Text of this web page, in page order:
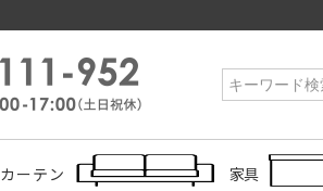
カーテン 家具